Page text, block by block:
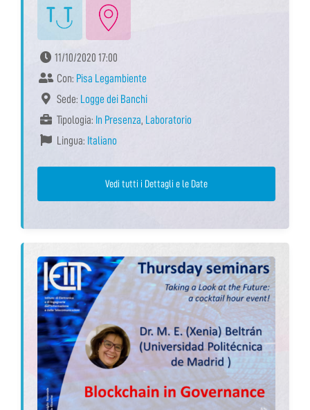
11/10/2020 17:00
Con: Pisa Legambiente
Sede: Logge dei Banchi
Tipologia: In Presenza, Laboratorio
Lingua: Italiano
Vedi tutti i Dettagli e le Date